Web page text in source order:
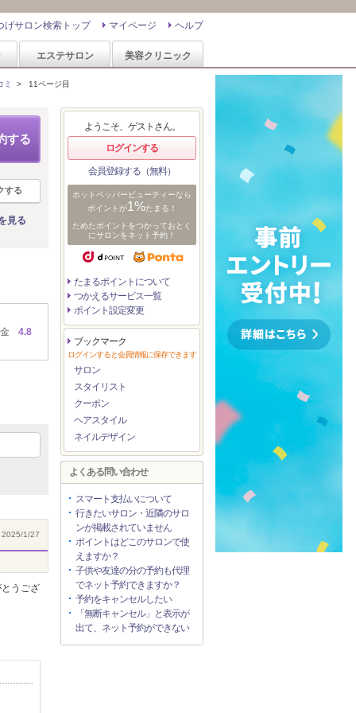
ヘルプ
マイページ
げサロン検索トップ
エステサロン 美容クリニック
ミ > 11ページ目
する
する
見る
4.8
2025/1/27
うござ
ようこそ、ゲストさん。
ログインする
会員登録する（無料）
ホットペッパービューティーなら
ポイントが1%たまる！
ためたポイントをつかっておとく
にサロンをネット予約！
たまるポイントについて
つかえるサービス一覧
ポイント設定変更
ブックマーク
ログインすると会員情報に保存できます
サロン
スタイリスト
クーポン
ヘアスタイル
ネイルデザイン
よくある問い合わせ
スマート支払いについて
行きたいサロン・近隣のサロ
ンが掲載されていません
ポイントはどこのサロンで使
えますか？
子供や友達の分の予約も代理
でネット予約できますか？
予約をキャンセルしたい
「無断キャンセル」と表示が
出て、ネット予約ができない